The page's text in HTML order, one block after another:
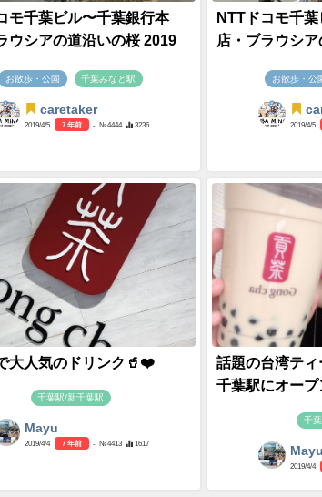
モ千葉ビル〜千葉銀行本
ウシアの道沿いの桜 2019
お散歩・公園 千葉みなと駅
caretaker
2019/4/5 7 年前 - №4444 3236
NTTドコモ千
店・ブラウシ
お散歩・公
2019/4/5
大人気のドリンク🥤❤️
千葉駅/新千葉駅
Mayu
2019/4/4 7 年前 - №4413 1617
話題の台湾テ
千葉駅にオープ
千
Mayu
2019/4/4